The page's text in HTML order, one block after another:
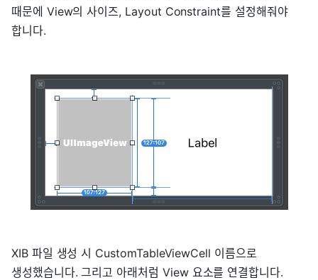
때문에 View의 사이즈, Layout Constraint를 설정해줘야
합니다.
XIB 파일 생성 시 CustomTableViewCell 이름으로
생성했습니다. 그리고 아래처럼 View 요소를 연결합니다.